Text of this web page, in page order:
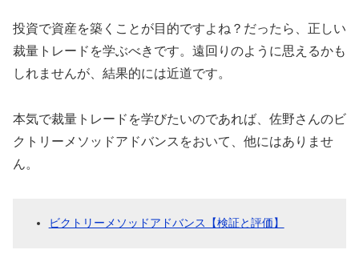
投資で資産を築くことが目的ですよね？だったら、正しい
裁量トレードを学ぶべきです。遠回りのように思えるかも
しれませんが、結果的には近道です。
本気で裁量トレードを学びたいのであれば、佐野さんのビ
クトリーメソッドアドバンスをおいて、他にはありませ
ん。
ビクトリーメソッドアドバンス【検証と評価】